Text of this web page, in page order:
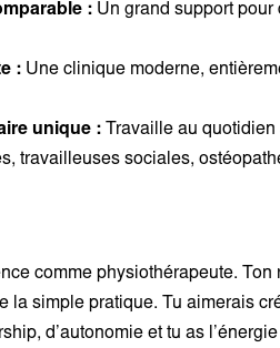
: Un grand support
: Une clinique moderne,
unique : Travaille au
travailleuses sociales,
comme physiothérapeute.
la simple pratique. Tu aimerais
d’autonomie et tu as